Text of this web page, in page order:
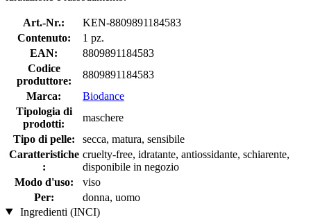
Art.-Nr.:
KEN-8809891184583
Contenuto:
1 pz.
EAN:
8809891184583
Codice
produttore:
8809891184583
Marca:
Biodance
Tipologia di
prodotti:
maschere
Tipo di pelle:
secca, matura, sensibile
Caratteristiche
:
cruelty-free, idratante, antiossidante, schiarente,
disponibile in negozio
Modo d'uso:
viso
Per:
donna, uomo
Ingredienti (INCI)